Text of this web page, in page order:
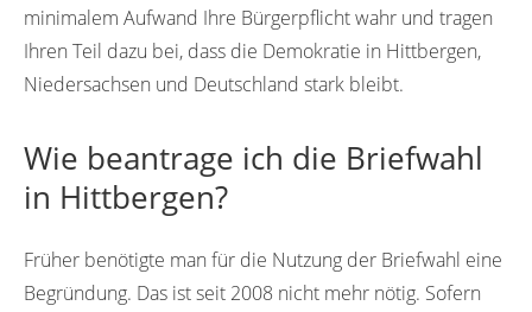
minimalem Aufwand Ihre Bürgerpflicht wahr und tragen
Ihren Teil dazu bei, dass die Demokratie in Hittbergen,
Niedersachsen und Deutschland stark bleibt.
Wie beantrage ich die Briefwahl
in Hittbergen?
Früher benötigte man für die Nutzung der Briefwahl eine
Begründung. Das ist seit 2008 nicht mehr nötig. Sofern